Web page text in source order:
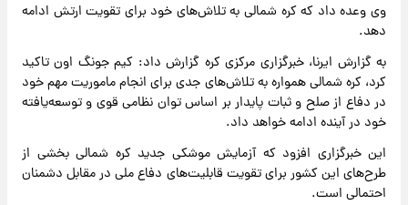
وی وعده داد که کره شمالی به تلاش‌های خود برای تقویت ارتش ادامه
دهد.
به گزارش ایرنا، خبرگزاری مرکزی کره گزارش داد: کیم جونگ اون تاکید
کرد، کره شمالی همواره به تلاش‌های جدی برای انجام ماموریت مهم خود
در دفاع از صلح و ثبات پایدار بر اساس توان نظامی قوی و توسعه‌یافته
خود در آینده ادامه خواهد داد.
این خبرگزاری افزود که آزمایش موشکی جدید کره شمالی بخشی از
طرح‌های این کشور برای تقویت قابلیت‌های دفاع ملی در مقابل دشمنان
احتمالی است.